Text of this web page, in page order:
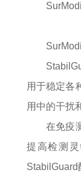
用于稳定各
用中的干扰
在免疫
提高检测
StabilGuard